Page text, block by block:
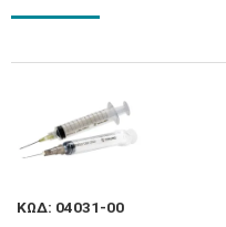
ΚΩΔ: 04031-00